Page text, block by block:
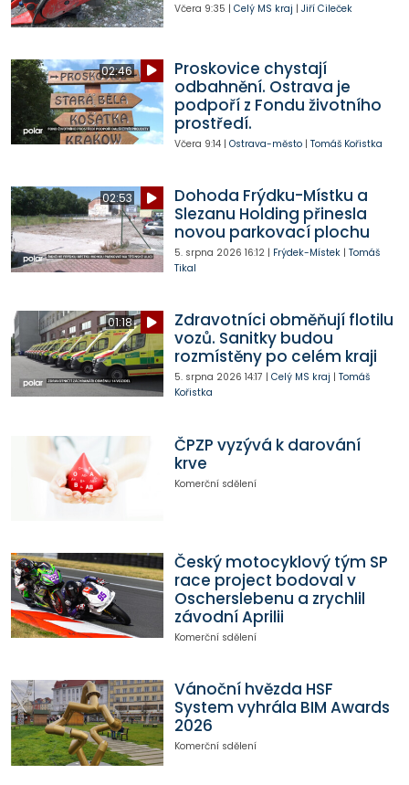
Včera 9:35 | Celý MS kraj | Jiří Cileček
02:46
Proskovice chystají
odbahnění. Ostrava je
podpoří z Fondu životního
prostředí.
Včera 9:14| Ostrava-město| Tomáš Kořistka
02:53
Dohoda Frýdku-Místku a
Slezanu Holding přinesla
novou parkovací plochu
5. srpna 2026 16:12| Frýdek-Místek| Tomáš
Tikal
01:18
Zdravotníci obměňují flotilu
vozů. Sanitky budou
rozmístěny po celém kraji
5. srpna 2026 14:17 | Celý MS kraj | Tomáš
Kořistka
ČPZP vyzývá k darování
krve
Komerční sdělení
Český motocyklový tým SP
race project bodoval v
Oscherslebenu a zrychlil
závodní Aprilii
Komerční sdělení
Vánoční hvězda HSF
System vyhrála BIM Awards
2026
Komerční sdělení